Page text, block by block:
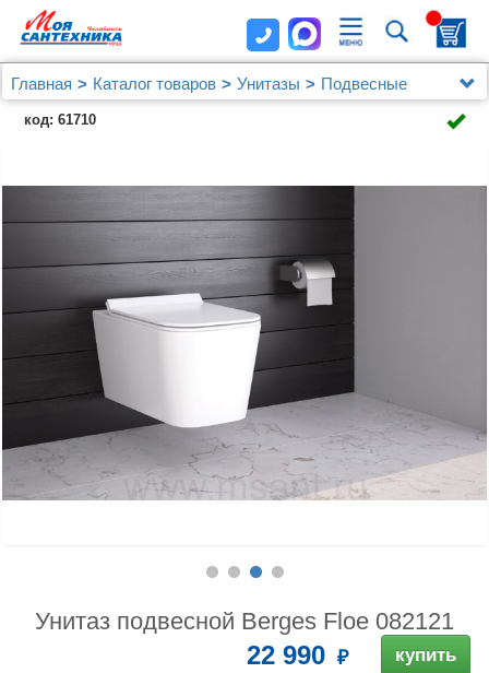
Главная Каталог товаров Унитазы
Подвесные
Унитаз подвесной Berges Floe 082121
код: 61710
Унитаз подвесной Berges Floe 082121
22 990 купить